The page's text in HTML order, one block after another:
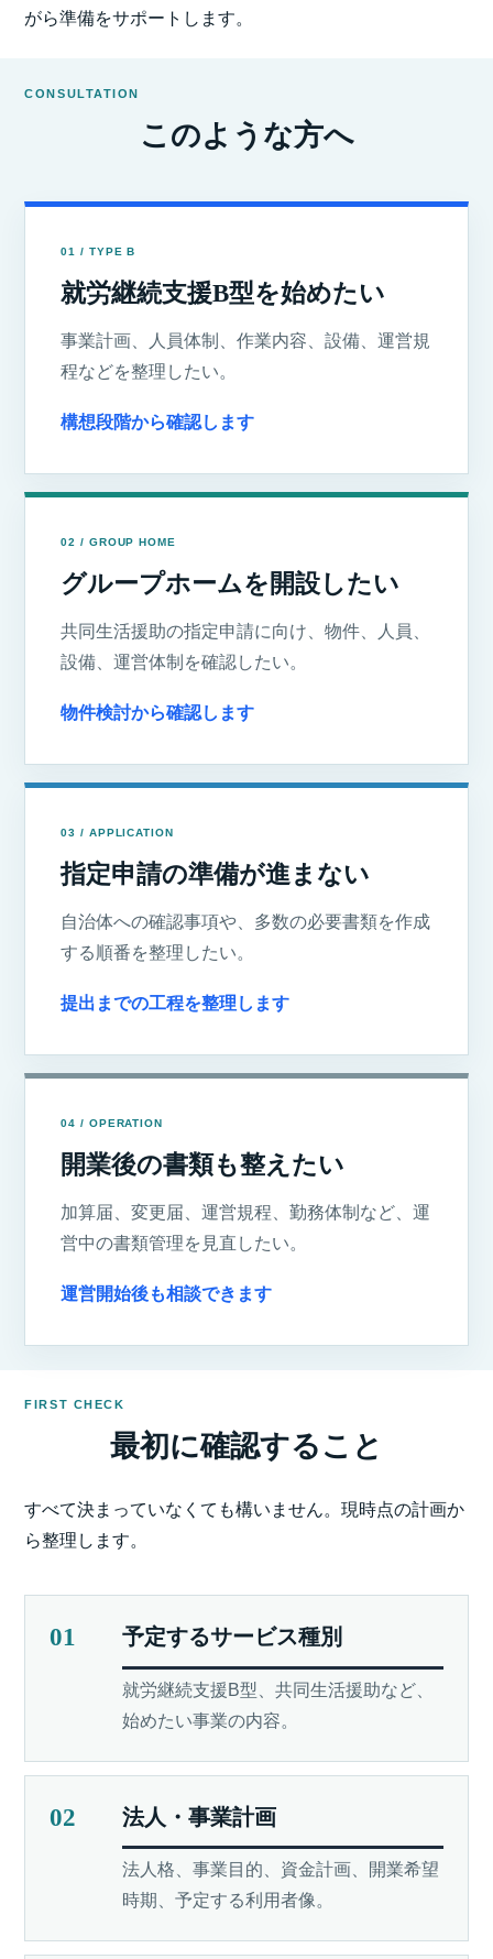
がら準備をサポートします。
CONSULTATION
このような方へ
01 / TYPE B
就労継続支援B型を始めたい
事業計画、人員体制、作業内容、設備、運営規
程などを整理したい。
構想段階から確認します
02 / GROUP HOME
グループホームを開設したい
共同生活援助の指定申請に向け、物件、人員、
設備、運営体制を確認したい。
物件検討から確認します
03 / APPLICATION
指定申請の準備が進まない
自治体への確認事項や、多数の必要書類を作成
する順番を整理したい。
提出までの工程を整理します
04 / OPERATION
開業後の書類も整えたい
加算届、変更届、運営規程、勤務体制など、運
営中の書類管理を見直したい。
運営開始後も相談できます
FIRST CHECK
最初に確認すること
すべて決まっていなくても構いません。現時点の計画か
ら整理します。
01 予定するサービス種別
就労継続支援B型、共同生活援助など、
始めたい事業の内容。
02 法人・事業計画
法人格、事業目的、資金計画、開業希望
時期、予定する利用者像。